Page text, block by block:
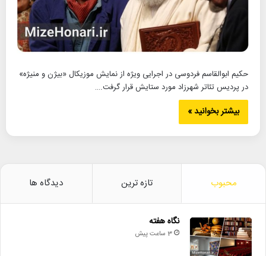
حکیم ابوالقاسم فردوسی در اجرایی ویژه از نمایش موزیکال «بیژن و منیژه»
در پردیس تئاتر شهرزاد مورد ستایش قرار گرفت.…
بیشتر بخوانید »
محبوب تازه ترین دیدگاه ها
نگاه هفته
3 ساعت پیش